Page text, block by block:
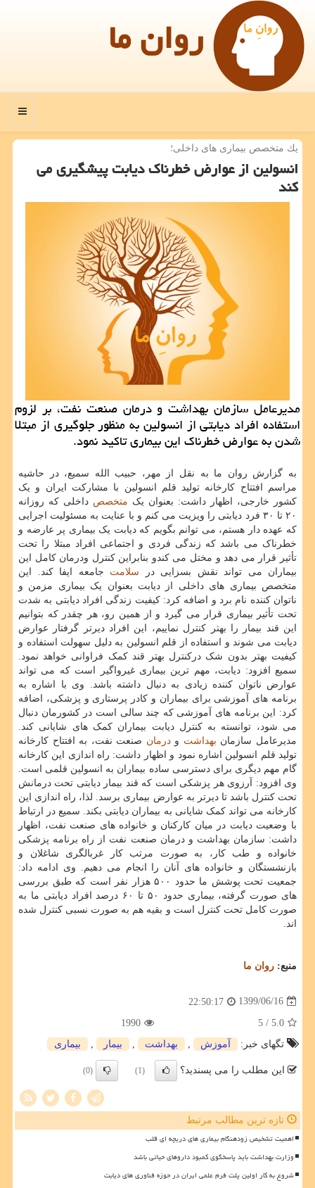
روان ما
منو
یك متخصص بیماری های داخلی؛
انسولین از عوارض خطرناك دیابت پیشگیری می
كند
مدیرعامل سازمان بهداشت و درمان صنعت نفت، بر لزوم
استفاده افراد دیابتی از انسولین به منظور جلوگیری از مبتلا
شدن به عوارض خطرناك این بیماری تاكید نمود.
به گزارش روان ما به نقل از مهر، حبیب الله سمیع، در حاشیه
مراسم افتتاح کارخانه تولید قلم انسولین با مشارکت ایران و یک
کشور خارجی، اظهار داشت: بعنوان یک متخصص داخلی که روزانه
۲۰ تا ۳۰ فرد دیابتی را ویزیت می کنم و با عنایت به مسئولیت اجرایی
که عهده دار هستم، می توانم بگویم که دیابت یک بیماری پر عارضه و
خطرناک می باشد که زندگی فردی و اجتماعی افراد مبتلا را تحت
تأثیر قرار می دهد و مختل می کندو بنابراین کنترل ودرمان کامل این
بیماران می تواند نقش بسزایی در سلامت جامعه ایفا کند. این
متخصص بیماری های داخلی از دیابت بعنوان یک بیماری مزمن و
ناتوان کننده نام برد و اضافه کرد: کیفیت زندگی افراد دیابتی به شدت
تحت تأثیر بیماری قرار می گیرد و از همین رو، هر چقدر که بتوانیم
این قند بیمار را بهتر کنترل نماییم، این افراد دیرتر گرفتار عوارض
دیابت می شوند و استفاده از قلم انسولین به دلیل سهولت استفاده و
کیفیت بهتر بدون شک درکنترل بهتر قند کمک فراوانی خواهد نمود.
سمیع افزود: دیابت، مهم ترین بیماری غیرواگیر است که می تواند
عوارض ناتوان کننده زیادی به دنبال داشته باشد. وی با اشاره به
برنامه های آموزشی برای بیماران و کادر پرستاری و پزشکی، اضافه
کرد: این برنامه های آموزشی که چند سالی است در کشورمان دنبال
می شود، توانسته به کنترل دیابت بیماران کمک های شایانی کند.
مدیرعامل سازمان بهداشت ودرمان صنعت نفت، به افتتاح کارخانه
تولید قلم انسولین اشاره نمود و اظهار داشت: راه اندازی این کارخانه
گام مهم دیگری برای دسترسی ساده بیماران به انسولین قلمی است.
وی افزود: آرزوی هر پزشکی است که قند بیمار دیابتی تحت درمانش
تحت کنترل باشد تا دیرتر به عوارض بیماری برسد. لذا، راه اندازی این
کارخانه می تواند کمک شایانی به بیماران دیابتی بکند. سمیع در ارتباط
با وضعیت دیابت در میان کارکنان و خانواده های صنعت نفت، اظهار
داشت: سازمان بهداشت و درمان صنعت نفت از راه برنامه پزشکی
خانواده و طب کار، به صورت مرتب کار غربالگری شاغلان و
بازنشستگان و خانواده های آنان را انجام می دهیم. وی ادامه داد:
جمعیت تحت پوشش ما حدود ۵۰۰ هزار نفر است که طبق بررسی
های صورت گرفته، بیماری حدود ۵۰ تا ۶۰ درصد افراد دیابتی ما به
صورت کامل تحت کنترل است و بقیه هم به صورت نسبی کنترل شده
اند.
منبع: روان ما
1399/06/16
22:50:17
5.0
/ 5
1990
تگهای خبر:
آموزش بهداشت بیمار بیماری
این مطلب را می پسندید؟ (1)
(0)
تازه ترین مطالب مرتبط
اهمیت تشخیص زودهنگام بیماری های دریچه ای قلب
وزارت بهداشت باید پاسخگوی کمبود داروهای حیاتی باشد
شروع به کار اولین پلت فرم علمی ایران در حوزه فناوری های دیابت